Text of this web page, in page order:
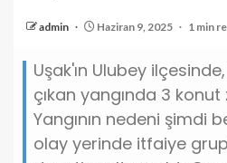
admin Haziran 9, 2025 1 min
Uşak'ın Ulubey
çıkan yangında 3
Yangının nedeni şimdi
olay yerinde itfaiye